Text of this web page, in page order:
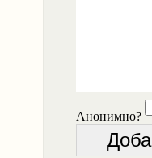
Анонимно?